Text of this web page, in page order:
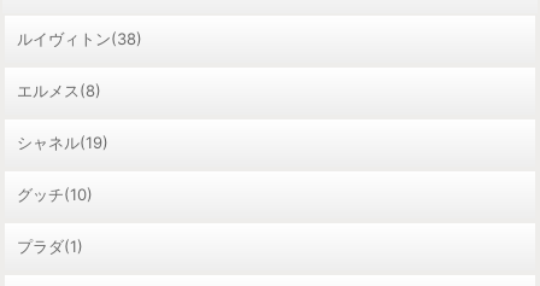
ルイヴィトン(38)
エルメス(8)
シャネル(19)
グッチ(10)
プラダ(1)